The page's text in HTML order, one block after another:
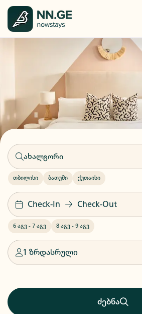
თბილისი ბათუმი ქუთაისი
Check-In Check-Out
6 აგვ - 7 აგვ 8 აგვ - 9 აგვ
1 ზრდასრული
ძებნა